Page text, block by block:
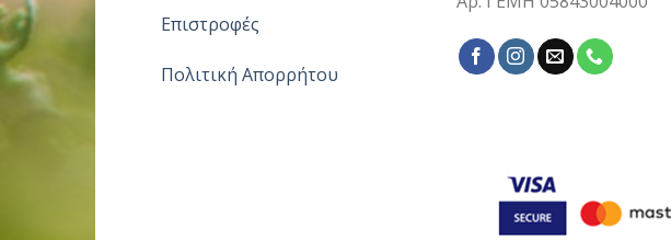
Επιστροφές
Πολιτική Απορρήτου